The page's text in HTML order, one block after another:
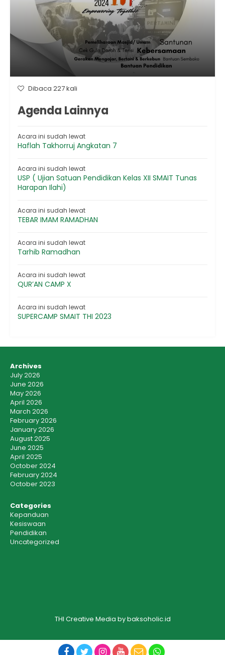
Dibaca 227 kali
Agenda Lainnya
Acara ini sudah lewat
Haflah Takhorruj Angkatan 7
Acara ini sudah lewat
USP ( Ujian Satuan Pendidikan Kelas XII SMAIT Tunas
Harapan Ilahi)
Acara ini sudah lewat
TEBAR IMAM RAMADHAN
Acara ini sudah lewat
Tarhib Ramadhan
Acara ini sudah lewat
QUR’AN CAMP X
Acara ini sudah lewat
SUPERCAMP SMAIT THI 2023
Archives
July 2026
June 2026
May 2026
April 2026
March 2026
February 2026
January 2026
August 2025
June 2025
April 2025
October 2024
February 2024
October 2023
Categories
Kepanduan
Kesiswaan
Pendidikan
Uncategorized
THI Creative Media by baksoholic.id